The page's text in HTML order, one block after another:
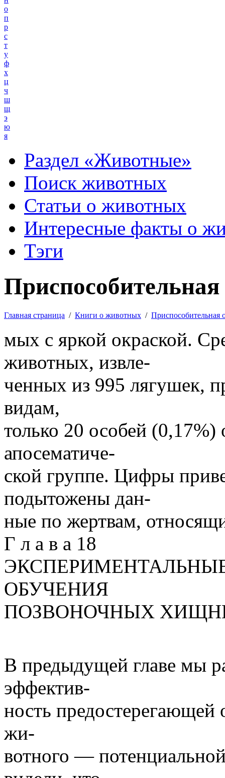
о
п
р
с
т
у
ф
х
ц
ч
ш
щ
э
ю
я
Раздел «Животные»
Поиск животных
Статьи о животных
Интересные факты о
Тэги
Главная страница / Книги о животных / Приспособительная
мых с яркой окраской.
животных, извле-
ченных из 995 лягушек,
видам,
только 20 особей
апосематиче-
ской группе. Цифры
подытожены дан-
ные по жертвам,
Г л а в а 18
ОБУЧЕНИЯ
ПОЗВОНОЧНЫХ
В предыдущей главе мы
эффектив-
ность предостерегающей
жи-
вотного —